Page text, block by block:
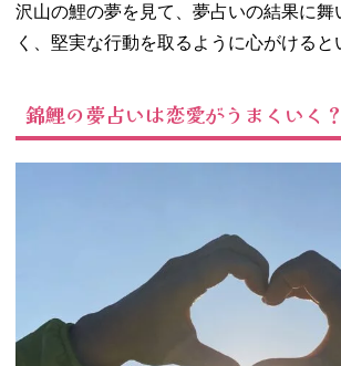
沢山の鯉の夢を見て、夢占いの結果に舞
く、堅実な行動を取るように心がけると
錦鯉の夢占いは恋愛がうまくいく？